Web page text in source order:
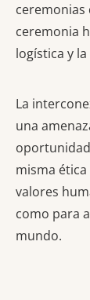
ceremonias
ceremonia
logística y
La
una
misma
valores
como para
mundo.